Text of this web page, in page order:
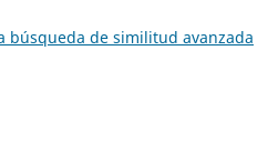
búsqueda de similitud avanzada